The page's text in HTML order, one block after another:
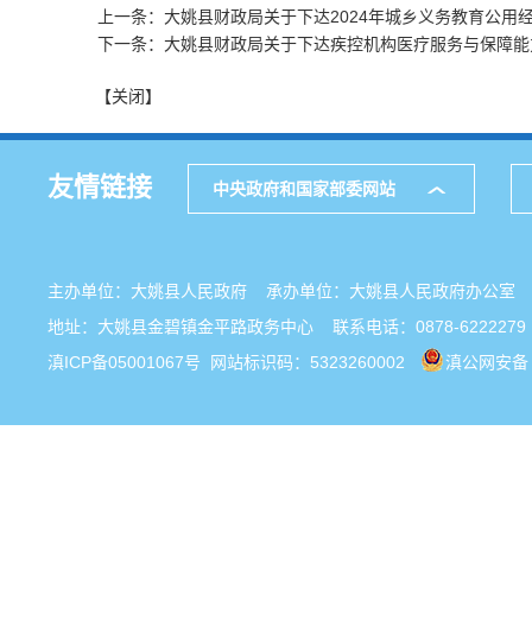
上一条：大姚县财政局关于下达2024年城乡义务教育公
下一条：大姚县财政局关于下达疾控机构医疗服务与保障
【关闭】
友情链接 中央政府和国家部委网站
主办单位：大姚县人民政府 承办单位：大姚县人民政府办公
地址：大姚县金碧镇金平路政务中心 联系电话：0878-6222279
滇ICP备05001067号 网站标识码：5323260002 滇公网安